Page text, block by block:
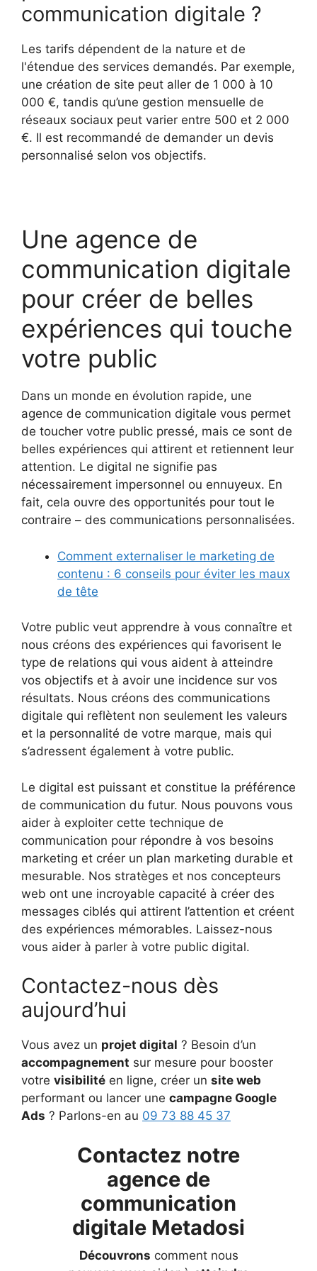
communication digitale ?
Les tarifs dépendent de la nature et de
l'étendue des services demandés. Par exemple,
une création de site peut aller de 1 000 à 10
000 €, tandis qu’une gestion mensuelle de
réseaux sociaux peut varier entre 500 et 2 000
€. Il est recommandé de demander un devis
personnalisé selon vos objectifs.
Une agence de
communication digitale
pour créer de belles
expériences qui touche
votre public
Dans un monde en évolution rapide, une
agence de communication digitale vous permet
de toucher votre public pressé, mais ce sont de
belles expériences qui attirent et retiennent leur
attention. Le digital ne signifie pas
nécessairement impersonnel ou ennuyeux. En
fait, cela ouvre des opportunités pour tout le
contraire – des communications personnalisées.
Comment externaliser le marketing de
contenu : 6 conseils pour éviter les maux
de tête
Votre public veut apprendre à vous connaître et
nous créons des expériences qui favorisent le
type de relations qui vous aident à atteindre
vos objectifs et à avoir une incidence sur vos
résultats. Nous créons des communications
digitale qui reflètent non seulement les valeurs
et la personnalité de votre marque, mais qui
s’adressent également à votre public.
Le digital est puissant et constitue la préférence
de communication du futur. Nous pouvons vous
aider à exploiter cette technique de
communication pour répondre à vos besoins
marketing et créer un plan marketing durable et
mesurable. Nos stratèges et nos concepteurs
web ont une incroyable capacité à créer des
messages ciblés qui attirent l’attention et créent
des expériences mémorables. Laissez-nous
vous aider à parler à votre public digital.
Contactez-nous dès
aujourd’hui
Vous avez un projet digital ? Besoin d’un
accompagnement sur mesure pour booster
votre visibilité en ligne, créer un site web
performant ou lancer une campagne Google
Ads ? Parlons-en au 09 73 88 45 37
Contactez notre
agence de
communication
digitale Metadosi
Découvrons comment nous